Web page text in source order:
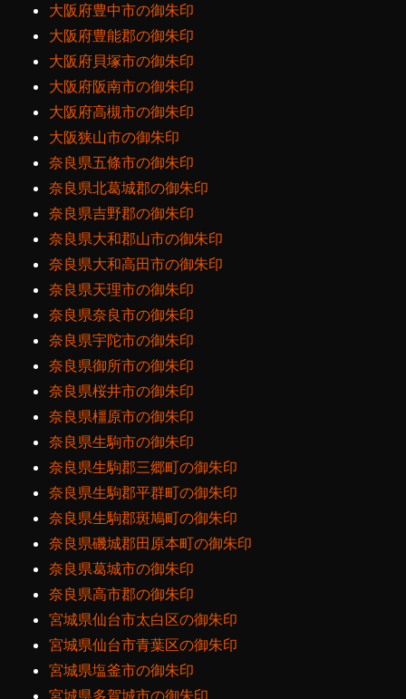
大阪府豊中市の御朱印
大阪府豊能郡の御朱印
大阪府貝塚市の御朱印
大阪府阪南市の御朱印
大阪府高槻市の御朱印
大阪狭山市の御朱印
奈良県五條市の御朱印
奈良県北葛城郡の御朱印
奈良県吉野郡の御朱印
奈良県大和郡山市の御朱印
奈良県大和高田市の御朱印
奈良県天理市の御朱印
奈良県奈良市の御朱印
奈良県宇陀市の御朱印
奈良県御所市の御朱印
奈良県桜井市の御朱印
奈良県橿原市の御朱印
奈良県生駒市の御朱印
奈良県生駒郡三郷町の御朱印
奈良県生駒郡平群町の御朱印
奈良県生駒郡斑鳩町の御朱印
奈良県磯城郡田原本町の御朱印
奈良県葛城市の御朱印
奈良県高市郡の御朱印
宮城県仙台市太白区の御朱印
宮城県仙台市青葉区の御朱印
宮城県塩釜市の御朱印